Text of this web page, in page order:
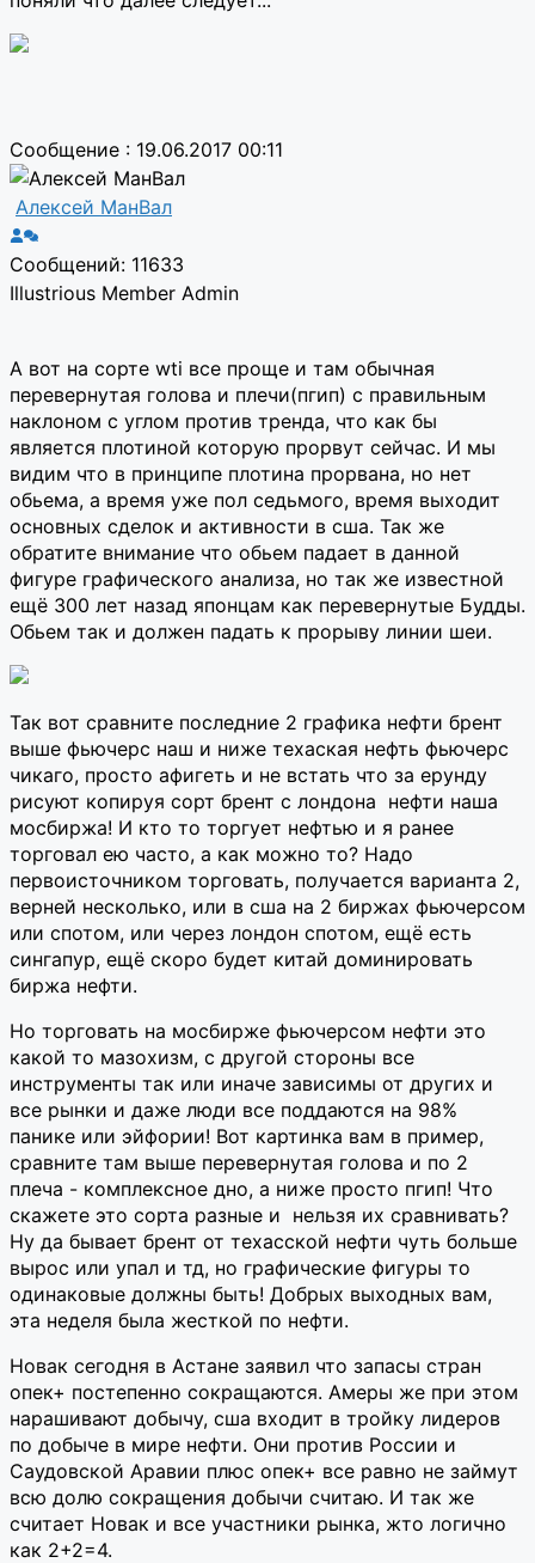
Сообщение : 19.06.2017 00:11
Алексей МанВал
Сообщений: 11633
Illustrious Member Admin
А вот на сорте wti все проще и там обычная
перевернутая голова и плечи(пгип) с правильным
наклоном с углом против тренда, что как бы
является плотиной которую прорвут сейчас. И мы
видим что в принципе плотина прорвана, но нет
обьема, а время уже пол седьмого, время выходит
основных сделок и активности в сша. Так же
обратите внимание что обьем падает в данной
фигуре графического анализа, но так же известной
ещё 300 лет назад японцам как перевернутые Будды.
Обьем так и должен падать к прорыву линии шеи.
Так вот сравните последние 2 графика нефти брент
выше фьючерс наш и ниже техаская нефть фьючерс
чикаго, просто афигеть и не встать что за ерунду
рисуют копируя сорт брент с лондона нефти наша
мосбиржа! И кто то торгует нефтью и я ранее
торговал ею часто, а как можно то? Надо
первоисточником торговать, получается варианта 2,
верней несколько, или в сша на 2 биржах фьючерсом
или спотом, или через лондон спотом, ещё есть
сингапур, ещё скоро будет китай доминировать
биржа нефти.
Но торговать на мосбирже фьючерсом нефти это
какой то мазохизм, с другой стороны все
инструменты так или иначе зависимы от других и
все рынки и даже люди все поддаются на 98%
панике или эйфории! Вот картинка вам в пример,
сравните там выше перевернутая голова и по 2
плеча - комплексное дно, а ниже просто пгип! Что
скажете это сорта разные и нельзя их сравнивать?
Ну да бывает брент от техасской нефти чуть больше
вырос или упал и тд, но графические фигуры то
одинаковые должны быть! Добрых выходных вам,
эта неделя была жесткой по нефти.
Новак сегодня в Астане заявил что запасы стран
опек+ постепенно сокращаются. Амеры же при этом
нарашивают добычу, сша входит в тройку лидеров
по добыче в мире нефти. Они против России и
Саудовской Аравии плюс опек+ все равно не займут
всю долю сокращения добычи считаю. И так же
считает Новак и все участники рынка, жто логично
как 2+2=4.